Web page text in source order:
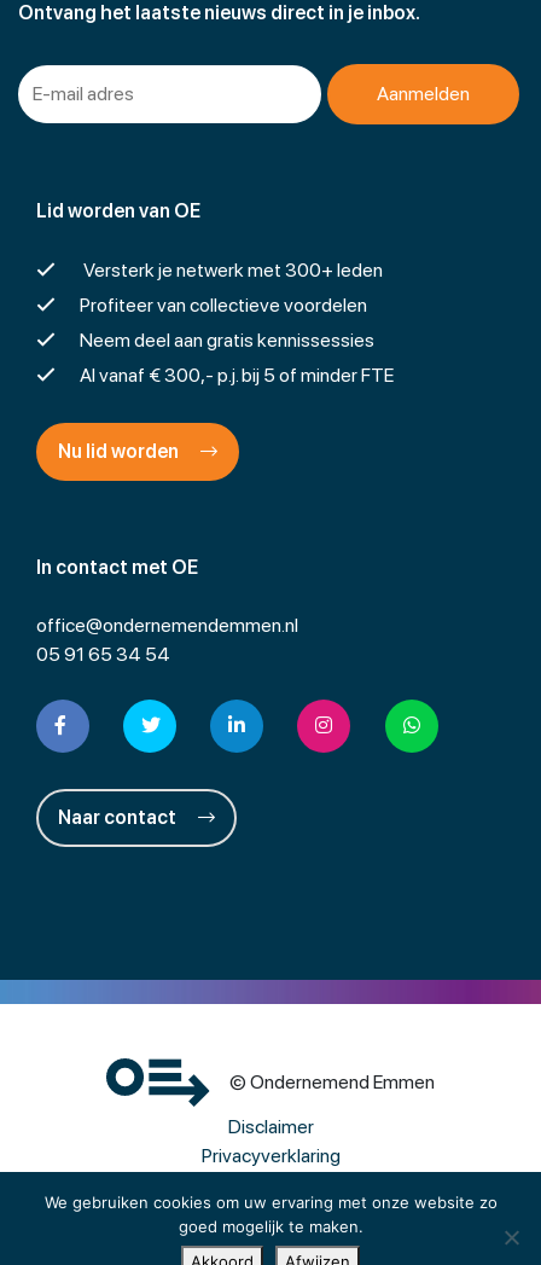
We gebruiken cookies om uw ervaring met onze website zo
goed mogelijk te maken.
In contact met OE
office@ondernemendemmen.nl
05 91 65 34 54
Naar contact
Lid worden van OE
Versterk je netwerk met 300+ leden
Profiteer van collectieve voordelen
Neem deel aan gratis kennissessies
Al vanaf € 300,- p.j. bij 5 of minder FTE
Nu lid worden
Ontvang het laatste nieuws direct in je inbox.
© Ondernemend Emmen
Disclaimer
Privacyverklaring
Een wwwebsite van Webba